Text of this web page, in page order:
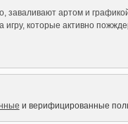
заваливают артом и
которые активно
и верифицированные